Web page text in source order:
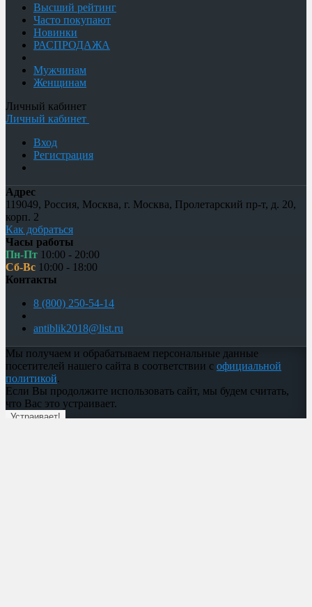
Высший рейтинг
Часто покупают
Новинки
РАСПРОДАЖА
Мужчинам
Женщинам
Личный кабинет
Личный кабинет
Вход
Регистрация
Адрес
119049, Россия, Москва, г. Москва, Пролетарский пр-т, д. 20,
корп. 2
Как добраться
Часы работы
Пн-Пт 10:00 - 20:00
Сб-Вс 10:00 - 18:00
Контакты
8 (800) 250-54-14
antiblik2018@list.ru
Мы получаем и обрабатываем персональные данные
посетителей нашего сайта в соответствии с официальной
политикой.
Если Вы продолжите использовать сайт, мы будем считать,
что Вас это устраивает.
Устраивает!